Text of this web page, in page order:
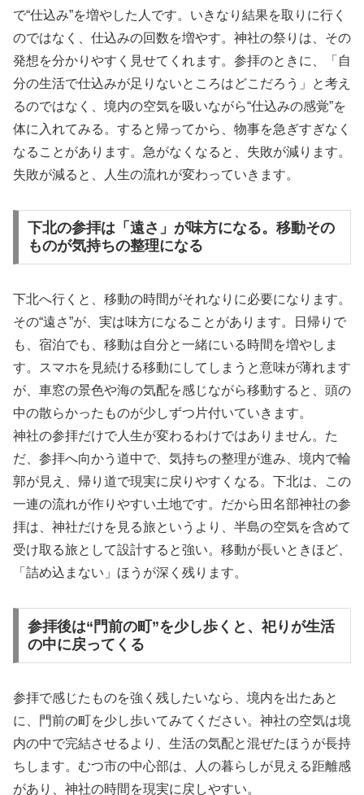
で“仕込み”を増やした人です。いきなり結果を取りに行く
のではなく、仕込みの回数を増やす。神社の祭りは、その
発想を分かりやすく見せてくれます。参拝のときに、「自
分の生活で仕込みが足りないところはどこだろう」と考え
るのではなく、境内の空気を吸いながら“仕込みの感覚”を
体に入れてみる。すると帰ってから、物事を急ぎすぎなく
なることがあります。急がなくなると、失敗が減ります。
失敗が減ると、人生の流れが変わっていきます。
下北の参拝は「遠さ」が味方になる。移動その
ものが気持ちの整理になる
下北へ行くと、移動の時間がそれなりに必要になります。
その“遠さ”が、実は味方になることがあります。日帰りで
も、宿泊でも、移動は自分と一緒にいる時間を増やしま
す。スマホを見続ける移動にしてしまうと意味が薄れます
が、車窓の景色や海の気配を感じながら移動すると、頭の
中の散らかったものが少しずつ片付いていきます。
神社の参拝だけで人生が変わるわけではありません。た
だ、参拝へ向かう道中で、気持ちの整理が進み、境内で輪
郭が見え、帰り道で現実に戻りやすくなる。下北は、この
一連の流れが作りやすい土地です。だから田名部神社の参
拝は、神社だけを見る旅というより、半島の空気を含めて
受け取る旅として設計すると強い。移動が長いときほど、
「詰め込まない」ほうが深く残ります。
参拝後は“門前の町”を少し歩くと、祀りが生活
の中に戻ってくる
参拝で感じたものを強く残したいなら、境内を出たあと
に、門前の町を少し歩いてみてください。神社の空気は境
内の中で完結させるより、生活の気配と混ぜたほうが長持
ちします。むつ市の中心部は、人の暮らしが見える距離感
があり、神社の時間を現実に戻しやすい。